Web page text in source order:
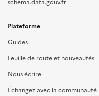
schema.data.gouv.fr
Plateforme
Guides
Feuille de route et nouveautés
Nous écrire
Échangez avec la communauté